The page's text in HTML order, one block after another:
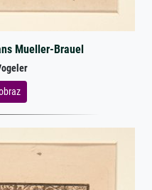
Mueller-Brauel